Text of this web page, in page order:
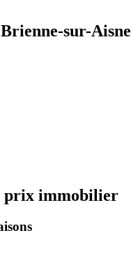
sur-Aisne
prix immobilier